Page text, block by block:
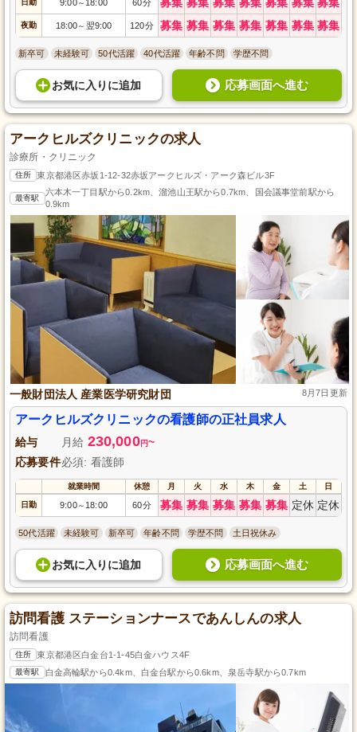
日勤 9:00～ 18:00 60分
夜勤 18:00～ 翌9:00 120分 募集 募集 募集 募集 募集 募集 募集
新卒可 未経験可 50代活躍 40代活躍 年齢不問 学歴不問
お気に入り に追加 応募画面へ進む
アークヒルズクリニックの求人
診療所・クリニック
住所 東京都港区赤坂1-12-32赤坂アークヒルズ・アーク森ビル3F
最寄駅
六本木一丁目駅から0.2km、溜池山王駅から0.7km、国会議事堂前駅から
0.9km
一般財団法人 産業医学研究財団 8月7日更新
アークヒルズクリニックの看護師の正社員求人
給与 月給 230,000円~
応募要件必須: 看護師
就業時間 休憩 月 火 水 木 金 土 日
日勤 9:00～ 18:00 60分 募集 募集 募集 募集 募集 定休 定休
50代活躍 未経験可 新卒可 年齢不問 学歴不問 土日祝休み
お気に入り に追加 応募画面へ進む
訪問看護 ステーションナースであんしんの求人
訪問看護
住所 東京都港区白金台1-1-45白金ハウス4F
最寄駅 白金高輪駅から0.4km、白金台駅から0.6km、泉岳寺駅から0.7km